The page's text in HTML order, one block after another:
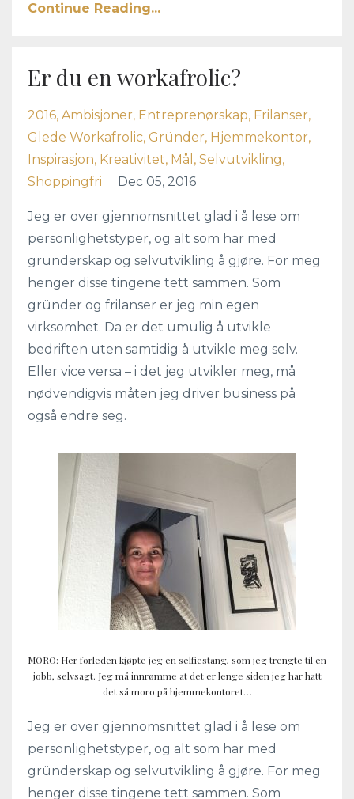
Continue Reading...
Er du en workafrolic?
2016 Ambisjoner Entreprenørskap Frilanser
Glede Workafrolic Gründer Hjemmekontor
Inspirasjon Kreativitet Mål
Selvutvikling
Shoppingfri
Dec 05, 2016
Jeg er over gjennomsnittet glad i å lese om
personlighetstyper, og alt som har med
gründerskap og selvutvikling å gjøre. For meg
henger disse tingene tett sammen. Som
gründer og frilanser er jeg min egen
virksomhet. Da er det umulig å utvikle
bedriften uten samtidig å utvikle meg selv.
Eller vice versa – i det jeg utvikler meg, må
nødvendigvis måten jeg driver business på
også endre seg.
MORO: Her forleden kjøpte jeg en selfiestang, som jeg trengte til en
jobb, selvsagt. Jeg må innrømme at det er lenge siden jeg har hatt
det så moro på hjemmekontoret…
Jeg er over gjennomsnittet glad i å lese om
personlighetstyper, og alt som har med
gründerskap og selvutvikling å gjøre. For meg
henger disse tingene tett sammen. Som